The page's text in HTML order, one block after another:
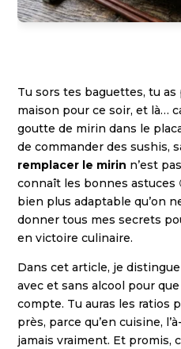
Tu sors tes baguettes, tu
maison pour ce soir, et là…
goutte de mirin dans le
de commander des sushis,
remplacer le mirin n’est
connaît les bonnes astuces
bien plus adaptable qu’on
donner tous mes secrets
en victoire culinaire.
Dans cet article, je
avec et sans alcool pour
compte. Tu auras les ratios
près, parce qu’en cuisine,
jamais vraiment. Et promis,